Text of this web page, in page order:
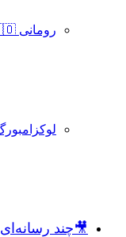
رومانی 🇷🇴
لوکزامبورگ 🇱🇺
🎥چند رسانه‌ای